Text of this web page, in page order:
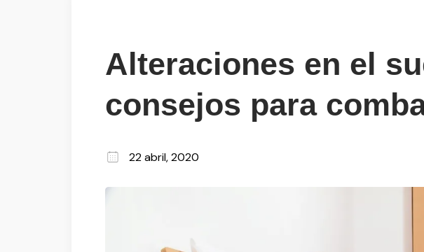
Alteraciones en el
consejos para
22 abril, 2020